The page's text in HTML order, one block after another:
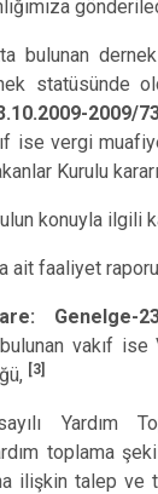
bulunan
statüsünde
ise vergi
Kurulu
konuyla ilgili
ait faaliyet
Genelge-
vakıf
[3]
Yardım
toplama
ilişkin talep ve